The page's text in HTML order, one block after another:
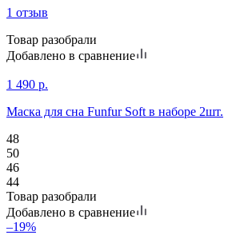
1 отзыв
Товар разобрали
Добавлено в сравнение
1 490 р.
Маска для сна Funfur Soft в наборе 2шт.
48
50
46
44
Товар разобрали
Добавлено в сравнение
–19%